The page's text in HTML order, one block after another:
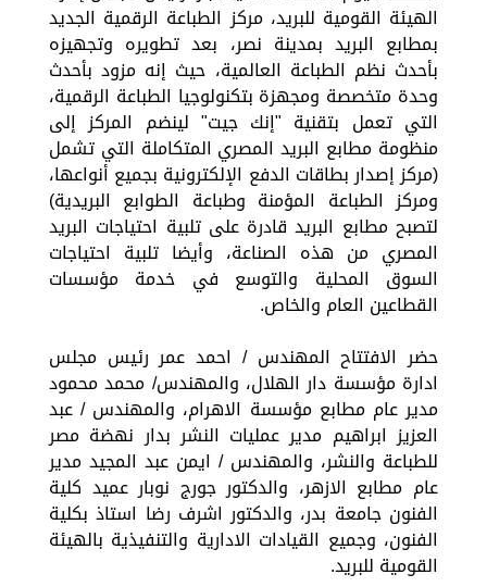
الهيئة القومية للبريد، مركز الطباعة الرقمية الجديد
بمطابع البريد بمدينة نصر، بعد تطويره وتجهيزه
بأحدث نظم الطباعة العالمية، حيث إنه مزود بأحدث
وحدة متخصصة ومجهزة بتكنولوجيا الطباعة الرقمية،
التي تعمل بتقنية "إنك جيت" لينضم المركز إلى
منظومة مطابع البريد المصري المتكاملة التي تشمل
(مركز إصدار بطاقات الدفع الإلكترونية بجميع أنواعها،
ومركز الطباعة المؤمنة وطباعة الطوابع البريدية)
لتصبح مطابع البريد قادرة على تلبية احتياجات البريد
المصري من هذه الصناعة، وأيضا تلبية احتياجات
السوق المحلية والتوسع في خدمة مؤسسات
القطاعين العام والخاص.
حضر الافتتاح المهندس / احمد عمر رئيس مجلس
ادارة مؤسسة دار الهلال، والمهندس/ محمد محمود
مدير عام مطابع مؤسسة الاهرام، والمهندس / عبد
العزيز ابراهيم مدير عمليات النشر بدار نهضة مصر
للطباعة والنشر، والمهندس / ايمن عبد المجيد مدير
عام مطابع الازهر، والدكتور جورج نوبار عميد كلية
الفنون جامعة بدر، والدكتور اشرف رضا استاذ بكلية
الفنون، وجميع القيادات الادارية والتنفيذية بالهيئة
القومية للبريد.